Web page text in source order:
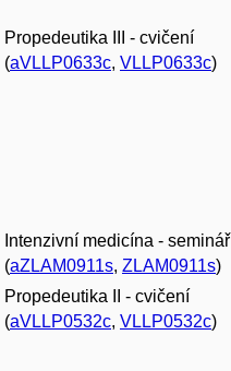
Propedeutika III - cvičení
(aVLLP0633c, VLLP0633c)
Intenzivní medicína - seminář
(aZLAM0911s, ZLAM0911s)
Propedeutika II - cvičení
(aVLLP0532c, VLLP0532c)